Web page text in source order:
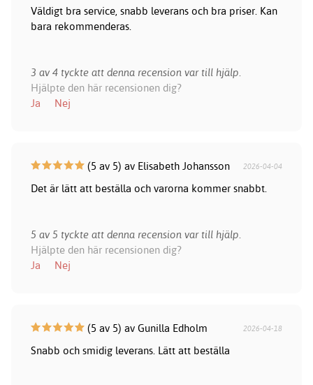
Väldigt bra service, snabb leverans och bra priser. Kan
bara rekommenderas.
3 av 4 tyckte att denna recension var till hjälp.
Hjälpte den här recensionen dig?
Ja
Nej
(5 av 5) av Elisabeth Johansson 2026-04-04
Det är lätt att beställa och varorna kommer snabbt.
5 av 5 tyckte att denna recension var till hjälp.
Hjälpte den här recensionen dig?
Ja
Nej
(5 av 5) av Gunilla Edholm 2026-04-18
Snabb och smidig leverans. Lätt att beställa